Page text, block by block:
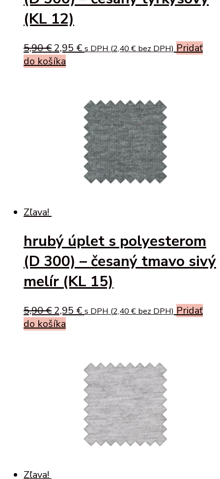
(KL 12)
5,90€ Original
price
2,95 €Current
s DPH (2,40 € bez DPH) Pridať
do košíka
Zľava!
hrubý úplet s polyesterom
(D 300) – česaný tmavo sivý
melír (KL 15)
5,90€ Original
price
2,95 €Current
s DPH (2,40 € bez DPH) Pridať
do košíka
Zľava!